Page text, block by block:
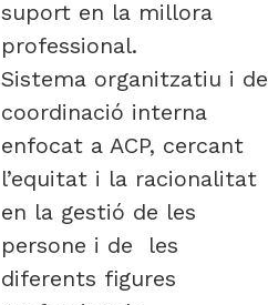
suport en la millora
professional.
Sistema organitzatiu i de
coordinació interna
enfocat a ACP, cercant
l’equitat i la racionalitat
en la gestió de les
persone i de les
diferents figures